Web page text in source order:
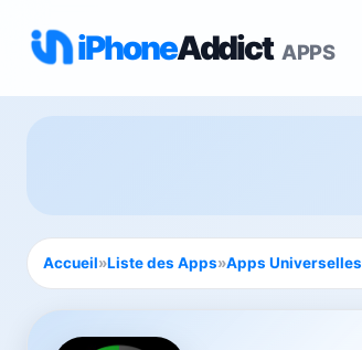
iPhoneAddict APPS
Accueil»Liste des Apps»Apps Universelles